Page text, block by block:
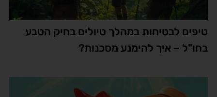
טיפים לבטיחות במהלך טיולים בחיק הטבע
בחו"ל – איך להימנע מסכנות?